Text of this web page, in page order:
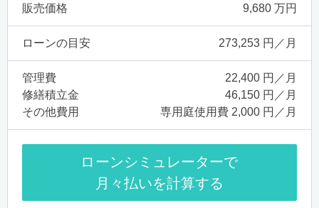
販売価格 9,680 万円
ローンの目安 273,253 円／月
管理費
22,400 円／月
修繕積立金
46,150 円／月
その他費用
専用庭使用費 2,000 円／月
ローンシミュレーターで
月々払いを計算する